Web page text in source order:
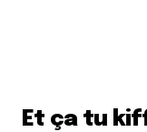
Et ça tu